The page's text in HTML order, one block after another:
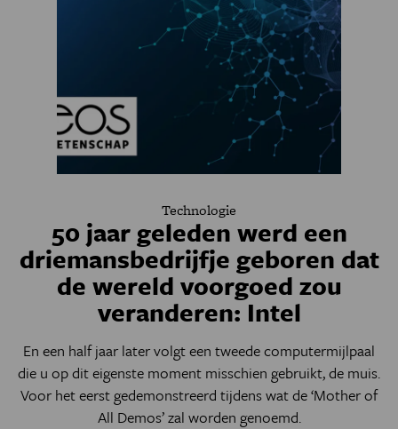
Technologie
50 jaar geleden werd een
driemansbedrijfje geboren dat
de wereld voorgoed zou
veranderen: Intel
En een half jaar later volgt een tweede computermijlpaal
die u op dit eigenste moment misschien gebruikt, de muis.
Voor het eerst gedemonstreerd tijdens wat de ‘Mother of
All Demos’ zal worden genoemd.